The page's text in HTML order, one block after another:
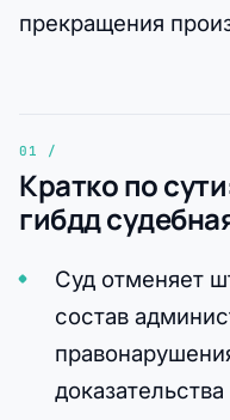
прекращения
Кратко по
гибдд
Суд отменяет
состав